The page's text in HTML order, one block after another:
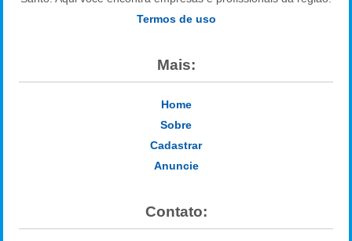
Termos de uso
Mais:
Home
Sobre
Cadastrar
Anuncie
Contato: